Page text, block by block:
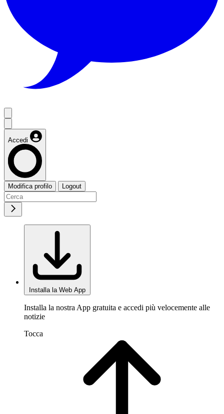
Accedi
Modifica profilo Logout
Installa la Web App
Installa la nostra App gratuita e accedi più velocemente alle
notizie
Tocca